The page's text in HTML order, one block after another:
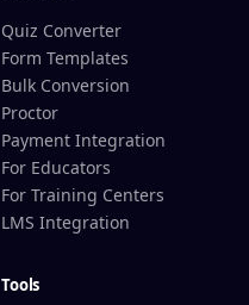
Quiz Converter
Form Templates
Bulk Conversion
Proctor
Payment Integration
For Educators
For Training Centers
LMS Integration
Tools